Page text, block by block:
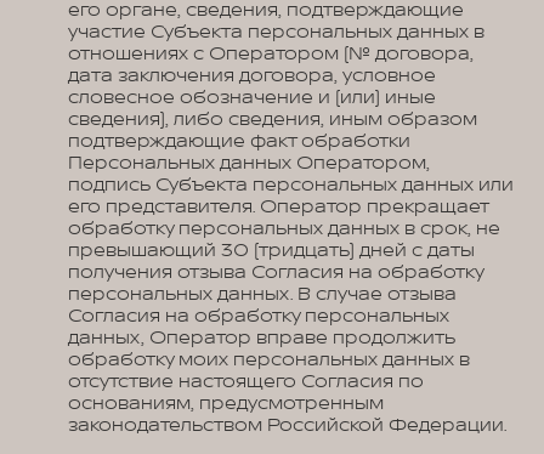
его органе, сведения, подтверждающие
участие Субъекта персональных данных в
отношениях с Оператором (№ договора,
дата заключения договора, условное
словесное обозначение и (или) иные
сведения), либо сведения, иным образом
подтверждающие факт обработки
Персональных данных Оператором,
подпись Субъекта персональных данных или
его представителя. Оператор прекращает
обработку персональных данных в срок, не
превышающий 30 (тридцать) дней с даты
получения отзыва Согласия на обработку
персональных данных. В случае отзыва
Согласия на обработку персональных
данных, Оператор вправе продолжить
обработку моих персональных данных в
отсутствие настоящего Согласия по
основаниям, предусмотренным
законодательством Российской Федерации.